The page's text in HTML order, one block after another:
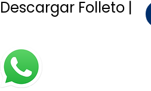
Descargar Folleto |